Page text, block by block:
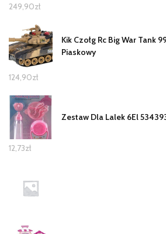
249,90zł
Kik Czołg Rc Big War Tank
Piaskowy
124,90zł
Zestaw Dla Lalek 6El
12,73zł